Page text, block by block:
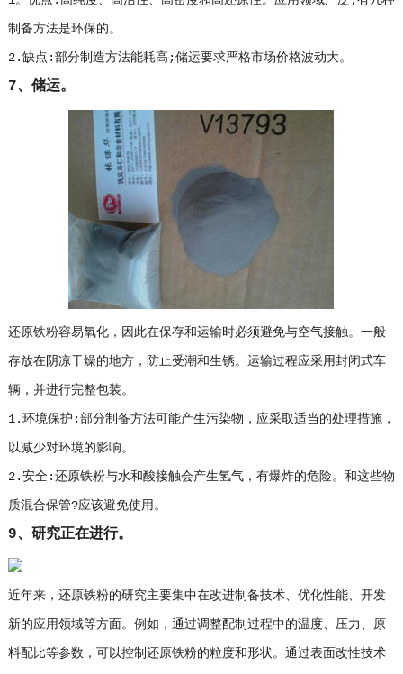
制备方法是环保的。
2.缺点:部分制造方法能耗高;储运要求严格市场价格波动大。
7、储运。
还原铁粉容易氧化，因此在保存和运输时必须避免与空气接触。一般
存放在阴凉干燥的地方，防止受潮和生锈。运输过程应采用封闭式车
辆，并进行完整包装。
1.环境保护:部分制备方法可能产生污染物，应采取适当的处理措施，
以减少对环境的影响。
2.安全:还原铁粉与水和酸接触会产生氢气，有爆炸的危险。和这些物
质混合保管?应该避免使用。
9、研究正在进行。
近年来，还原铁粉的研究主要集中在改进制备技术、优化性能、开发
新的应用领域等方面。例如，通过调整配制过程中的温度、压力、原
料配比等参数，可以控制还原铁粉的粒度和形状。通过表面改性技术